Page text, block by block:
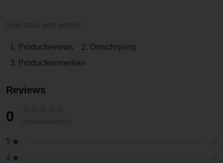
1. Productreviews
2. Omschrijving
3. Productkenmerken
Reviews
0
5
4